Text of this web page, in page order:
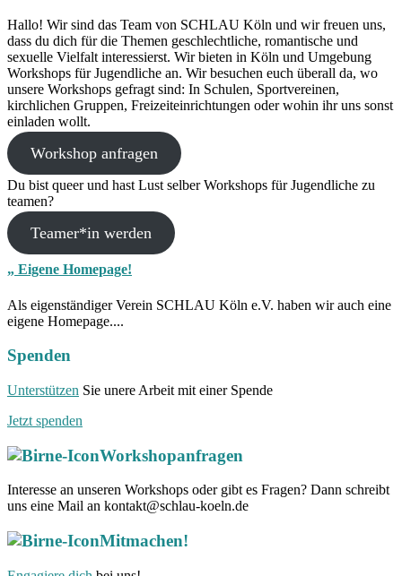
Hallo! Wir sind das Team von SCHLAU Köln und wir freuen uns,
dass du dich für die Themen geschlechtliche, romantische und
sexuelle Vielfalt interessierst. Wir bieten in Köln und Umgebung
Workshops für Jugendliche an. Wir besuchen euch überall da, wo
unsere Workshops gefragt sind: In Schulen, Sportvereinen,
kirchlichen Gruppen, Freizeiteinrichtungen oder wohin ihr uns sonst
einladen wollt.
Workshop anfragen
Du bist queer und hast Lust selber Workshops für Jugendliche zu
teamen?
Teamer*in werden
„ Eigene Homepage!
Als eigenständiger Verein SCHLAU Köln e.V. haben wir auch eine
eigene Homepage....
Spenden
Unterstützen Sie unere Arbeit mit einer Spende
Jetzt spenden
Workshopanfragen
Interesse an unseren Workshops oder gibt es Fragen? Dann schreibt
uns eine Mail an kontakt@schlau-koeln.de
Mitmachen!